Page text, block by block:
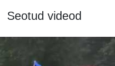
Seotud videod